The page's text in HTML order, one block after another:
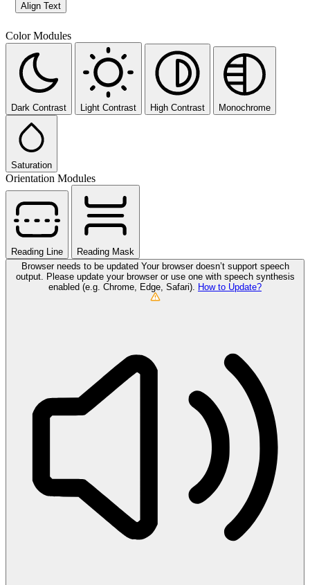
Align Text
Color Modules
Dark Contrast Light Contrast High Contrast Monochrome
Saturation
Orientation Modules
Reading Line
Reading Mask
Browser needs to be updated Your browser doesn’t support speech
output. Please update your browser or use one with speech synthesis
enabled (e.g. Chrome, Edge, Safari). How to Update?